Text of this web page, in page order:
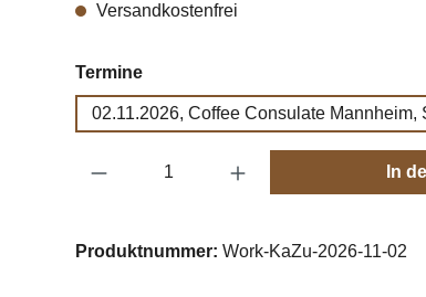
Versandkostenfrei
Termineauswählen
02.11.2026, Coffee Consulate Mannheim,
Produkt Anzahl: Gib den In
Produktnummer: Work-KaZu-2026-11-02